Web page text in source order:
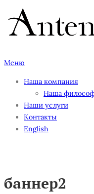
Перейти
содержимому
Меню
Наша компания
Наша
Наши услуги
Контакты
English
баннер2